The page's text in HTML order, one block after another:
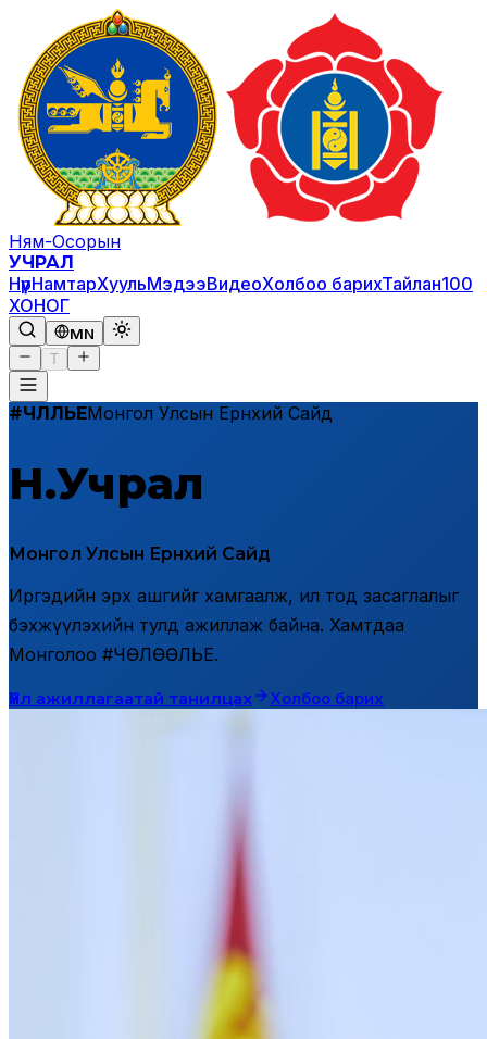
Ням-Осорын
УЧРАЛ
НүүрНамтарХуульМэдээВидеоХолбоо барихТайлан100
ХОНОГ
MN
T
#ЧӨЛӨӨЛЬЕМонгол Улсын Ерөнхий Сайд
Н.Учрал
Монгол Улсын Ерөнхий Сайд
Иргэдийн эрх ашгийг хамгаалж, ил тод засаглалыг
бэхжүүлэхийн тулд ажиллаж байна. Хамтдаа
Монголоо #ЧӨЛӨӨЛЬЕ.
Үйл ажиллагаатай танилцах Холбоо барих